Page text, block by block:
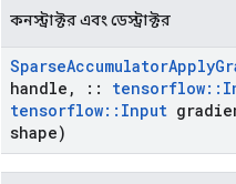
কনস্ট্রাক্টর এবং ডেস্ট্রাক্টর
SparseAccumulatorApply
handle , :: tensorflow::
tensorflow:: Input
shape)